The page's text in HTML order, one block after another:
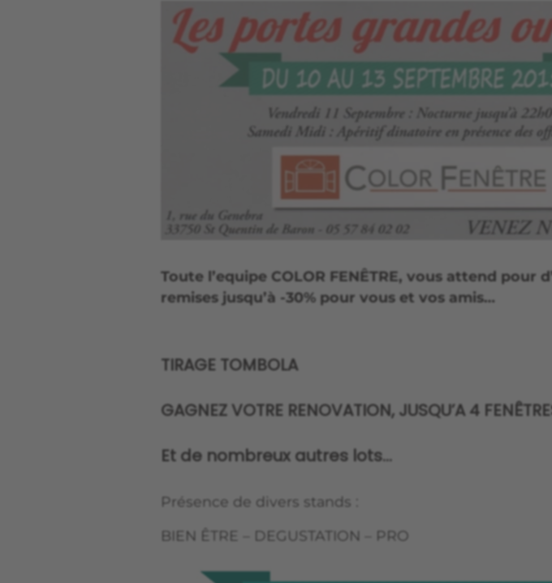
Toute l’equipe COLOR FENÊTRE, vous attend pour
remises jusqu’à -30% pour vous et vos amis…
TIRAGE TOMBOLA
GAGNEZ VOTRE RENOVATION, JUSQU’A 4
Et de nombreux autres lots…
Présence de divers stands :
BIEN ÊTRE – DEGUSTATION – PRO